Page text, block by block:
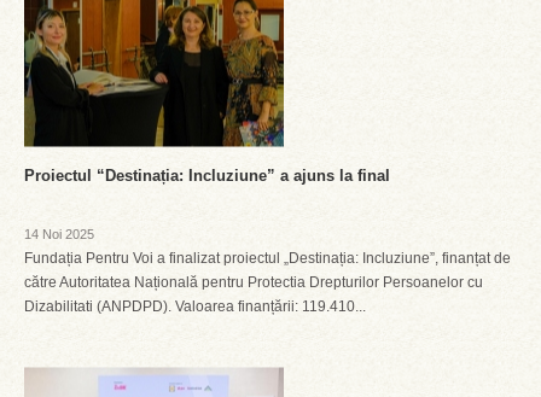
Proiectul “Destinația: Incluziune” a ajuns la final
14 Noi 2025
Fundația Pentru Voi a finalizat proiectul „Destinația: Incluziune”, finanțat de
către Autoritatea Națională pentru Protectia Drepturilor Persoanelor cu
Dizabilitati (ANPDPD). Valoarea finanțării: 119.410...